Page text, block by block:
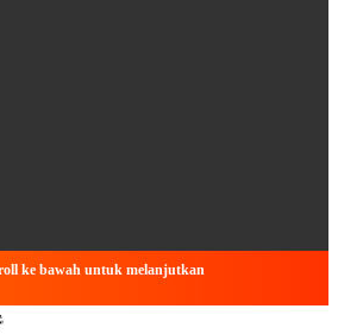
ke bawah untuk melanjutkan